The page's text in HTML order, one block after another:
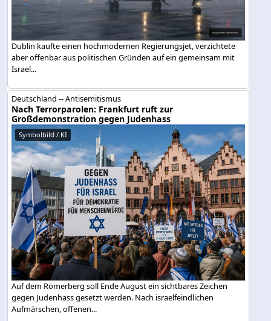
Dublin kaufte einen hochmodernen Regierungsjet, verzichtete
aber offenbar aus politischen Gründen auf ein gemeinsam mit
Israel...
Deutschland -- Antisemitismus
Nach Terrorparolen: Frankfurt ruft zur
Großdemonstration gegen Judenhass
Symbolbild / KI
Auf dem Römerberg soll Ende August ein sichtbares Zeichen
gegen Judenhass gesetzt werden. Nach israelfeindlichen
Aufmärschen, offenen...